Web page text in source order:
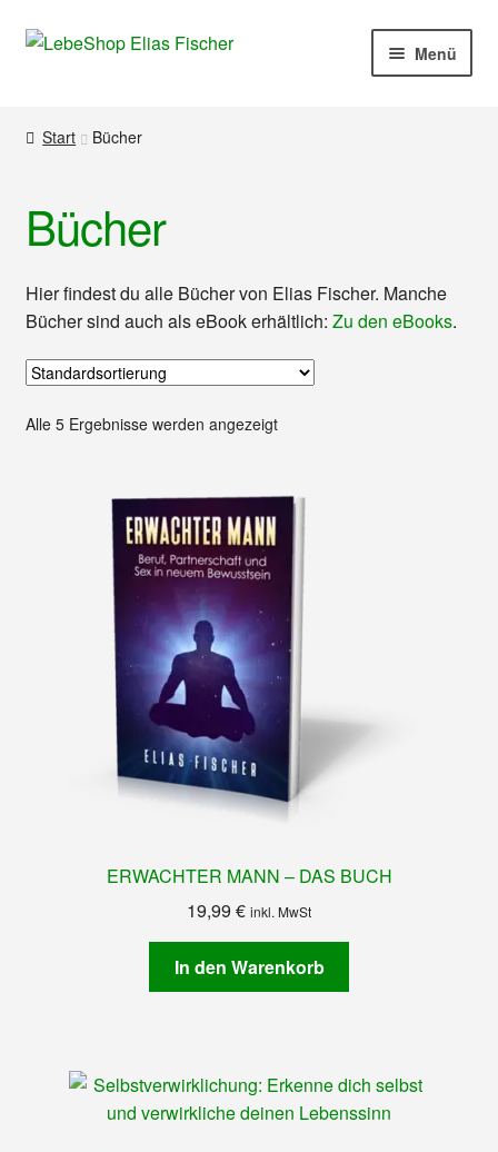
Zur
Zum
Menü
Kasse
Warenkorb
Start Bücher
Bücher
Hier findest du alle Bücher von Elias Fischer. Manche
Bücher sind auch als eBook erhältlich: Zu den eBooks.
Alle 5 Ergebnisse werden angezeigt
ERWACHTER MANN – DAS BUCH
19,99 € inkl. MwSt
In den Warenkorb